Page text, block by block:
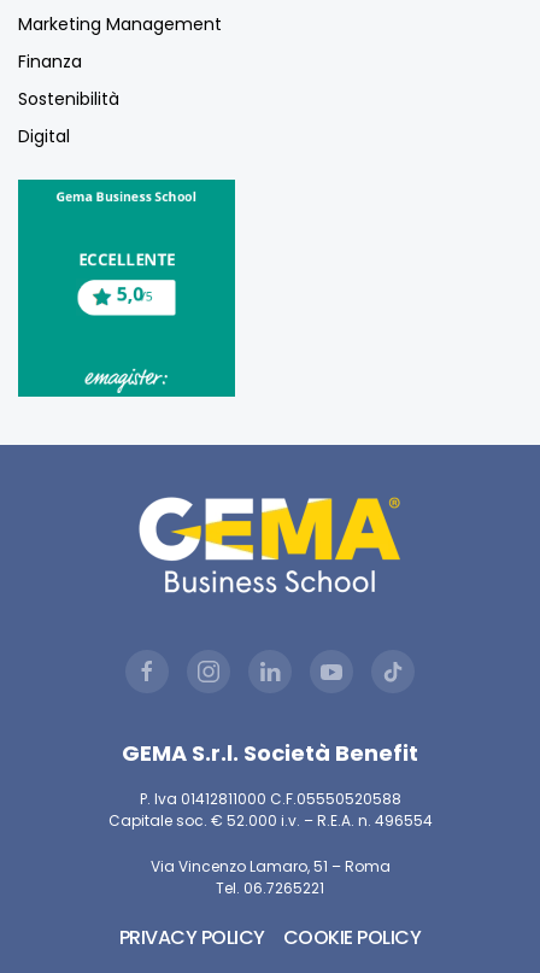
Marketing Management
Finanza
Sostenibilità
Digital
GEMA S.r.l. Società Benefit
P. Iva 01412811000 C.F.05550520588
Capitale soc. € 52.000 i.v. – R.E.A. n. 496554
Via Vincenzo Lamaro, 51 – Roma
Tel. 06.7265221
PRIVACY POLICY COOKIE POLICY